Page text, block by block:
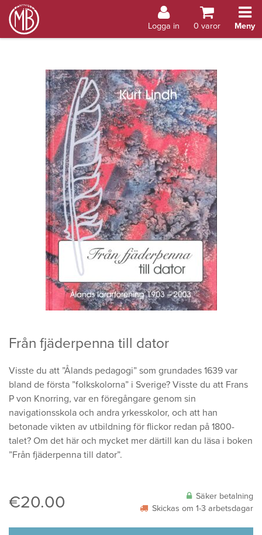
Åland
Logga in 0 varor Meny
Från fjäderpenna till dator
Visste du att ”Ålands pedagogi” som grundades 1639 var
bland de första ”folkskolorna” i Sverige? Visste du att Frans
P von Knorring, var en föregångare genom sin
navigationsskola och andra yrkesskolor, och att han
betonade vikten av utbildning för flickor redan på 1800-
talet? Om det här och mycket mer därtill kan du läsa i boken
”Från fjäderpenna till dator”.
€20.00
Säker betalning
Skickas om 1-3 arbetsdagar